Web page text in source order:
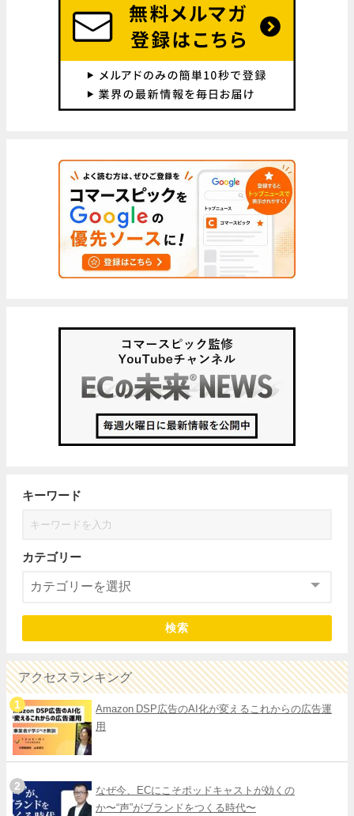
キーワード
カテゴリー
検索
アクセスランキング
Amazon DSP広告のAI化が変えるこれからの広告運
用
なぜ今、ECにこそポッドキャストが効くの
か〜“声”がブランドをつくる時代〜